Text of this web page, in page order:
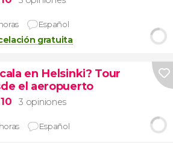
Español
gratuita
en Helsinki? Tour
el aeropuerto
3 opiniones
Español